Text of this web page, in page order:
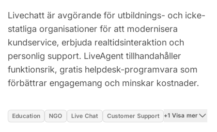
Livechatt är avgörande för utbildnings- och icke-
statliga organisationer för att modernisera
kundservice, erbjuda realtidsinteraktion och
personlig support. LiveAgent tillhandahåller
funktionsrik, gratis helpdesk-programvara som
förbättrar engagemang och minskar kostnader.
Education NGO Live Chat Customer Support +1 Visa mer